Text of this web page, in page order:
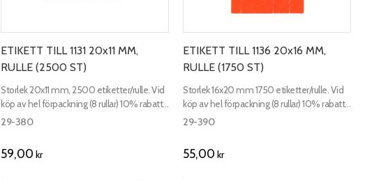
ETIKETT TILL 1131 20x11 MM,
RULLE (2500 ST)
Storlek 20x11 mm, 2500 etiketter/rulle. Vid
köp av hel förpackning (8 rullar) 10% rabatt,
samt medföljande färgrulle.
29-380
59,00 kr
ETIKETT TILL 1136 20x16 MM,
RULLE (1750 ST)
Storlek 16x20 mm 1750 etiketter/rulle. Vid
köp av hel förpackning (8 rullar) 10% rabatt,
samt medföljande färgrulle.
29-390
55,00 kr